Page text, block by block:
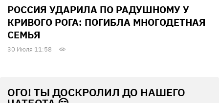
РОССИЯ УДАРИЛА ПО РАДУШНОМУ У
КРИВОГО РОГА: ПОГИБЛА МНОГОДЕТНАЯ
СЕМЬЯ
30 Июля 11:58
ОГО! ТЫ ДОСКРОЛИЛ ДО НАШЕГО